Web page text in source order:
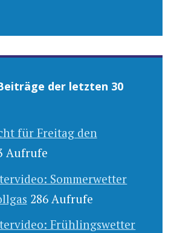
der letzten 30
für Freitag den
Aufrufe
Sommerwetter
286 Aufrufe
Frühlingswetter